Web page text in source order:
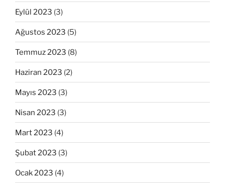
Eylül 2023 (3)
Ağustos 2023 (5)
Temmuz 2023 (8)
Haziran 2023 (2)
Mayıs 2023 (3)
Nisan 2023 (3)
Mart 2023 (4)
Şubat 2023 (3)
Ocak 2023 (4)